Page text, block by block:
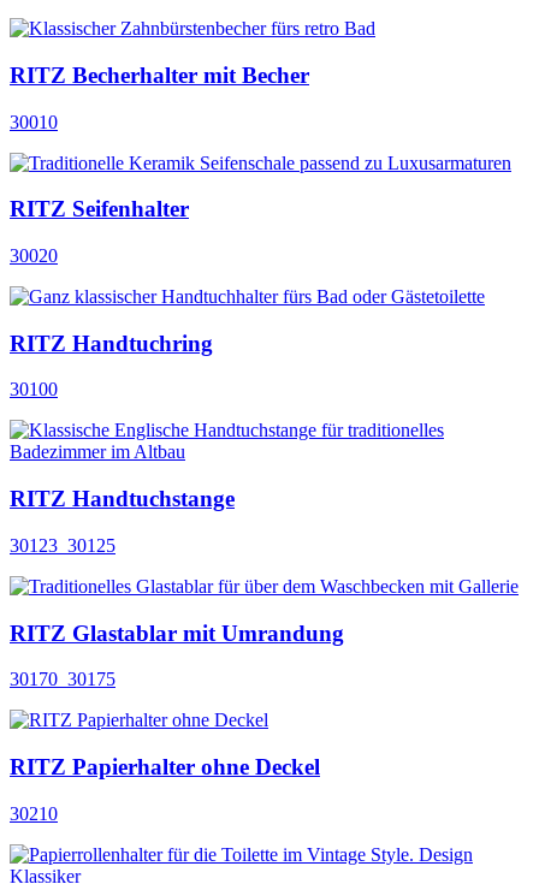
RITZ Becherhalter mit Becher
30010
RITZ Seifenhalter
30020
RITZ Handtuchring
30100
RITZ Handtuchstange
30123_30125
RITZ Glastablar mit Umrandung
30170_30175
RITZ Papierhalter ohne Deckel
30210